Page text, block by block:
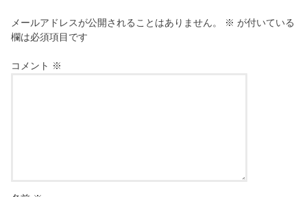
メールアドレスが公開されることはありません。 ※ が付いている
欄は必須項目です
コメント ※